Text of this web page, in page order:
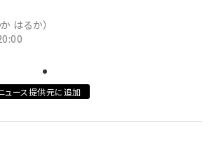
はるか）
ュース提供元に追加